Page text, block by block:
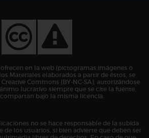
ofrecen en la web (pictogramas,imágenes o
Materiales elaborados a partir de éstos, se
Commons (BY-NC-SA), autorizándose
lucrativo siempre que se cite la fuente,
bajo la misma licencia.
no se hace responsable de la subida
de los usuarios, si bien advierte que deben ser